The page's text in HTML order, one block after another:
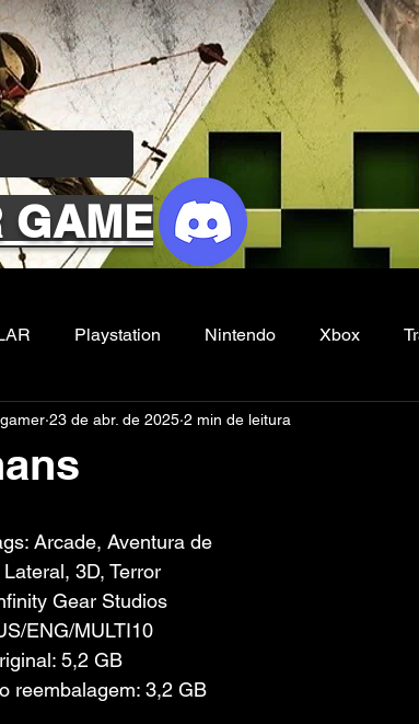
GAME
Playstation Nintendo Xbox
nos Filmes e Series Noticias
23 de abr. de 2025 2 min de leitura
com NaN de 5 estrelas.
Arcade, Aventura de
3D, Terror
Gear Studios
ENG/MULTI10
5,2 GB
reembalagem: 3,2 GB